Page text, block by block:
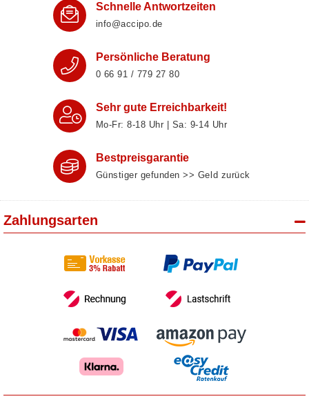
Schnelle Antwortzeiten
info@accipo.de
Persönliche Beratung
0 66 91 / 779 27 80
Sehr gute Erreichbarkeit!
Mo-Fr: 8‑18 Uhr | Sa: 9‑14 Uhr
Bestpreisgarantie
Günstiger gefunden >> Geld zurück
Zahlungsarten